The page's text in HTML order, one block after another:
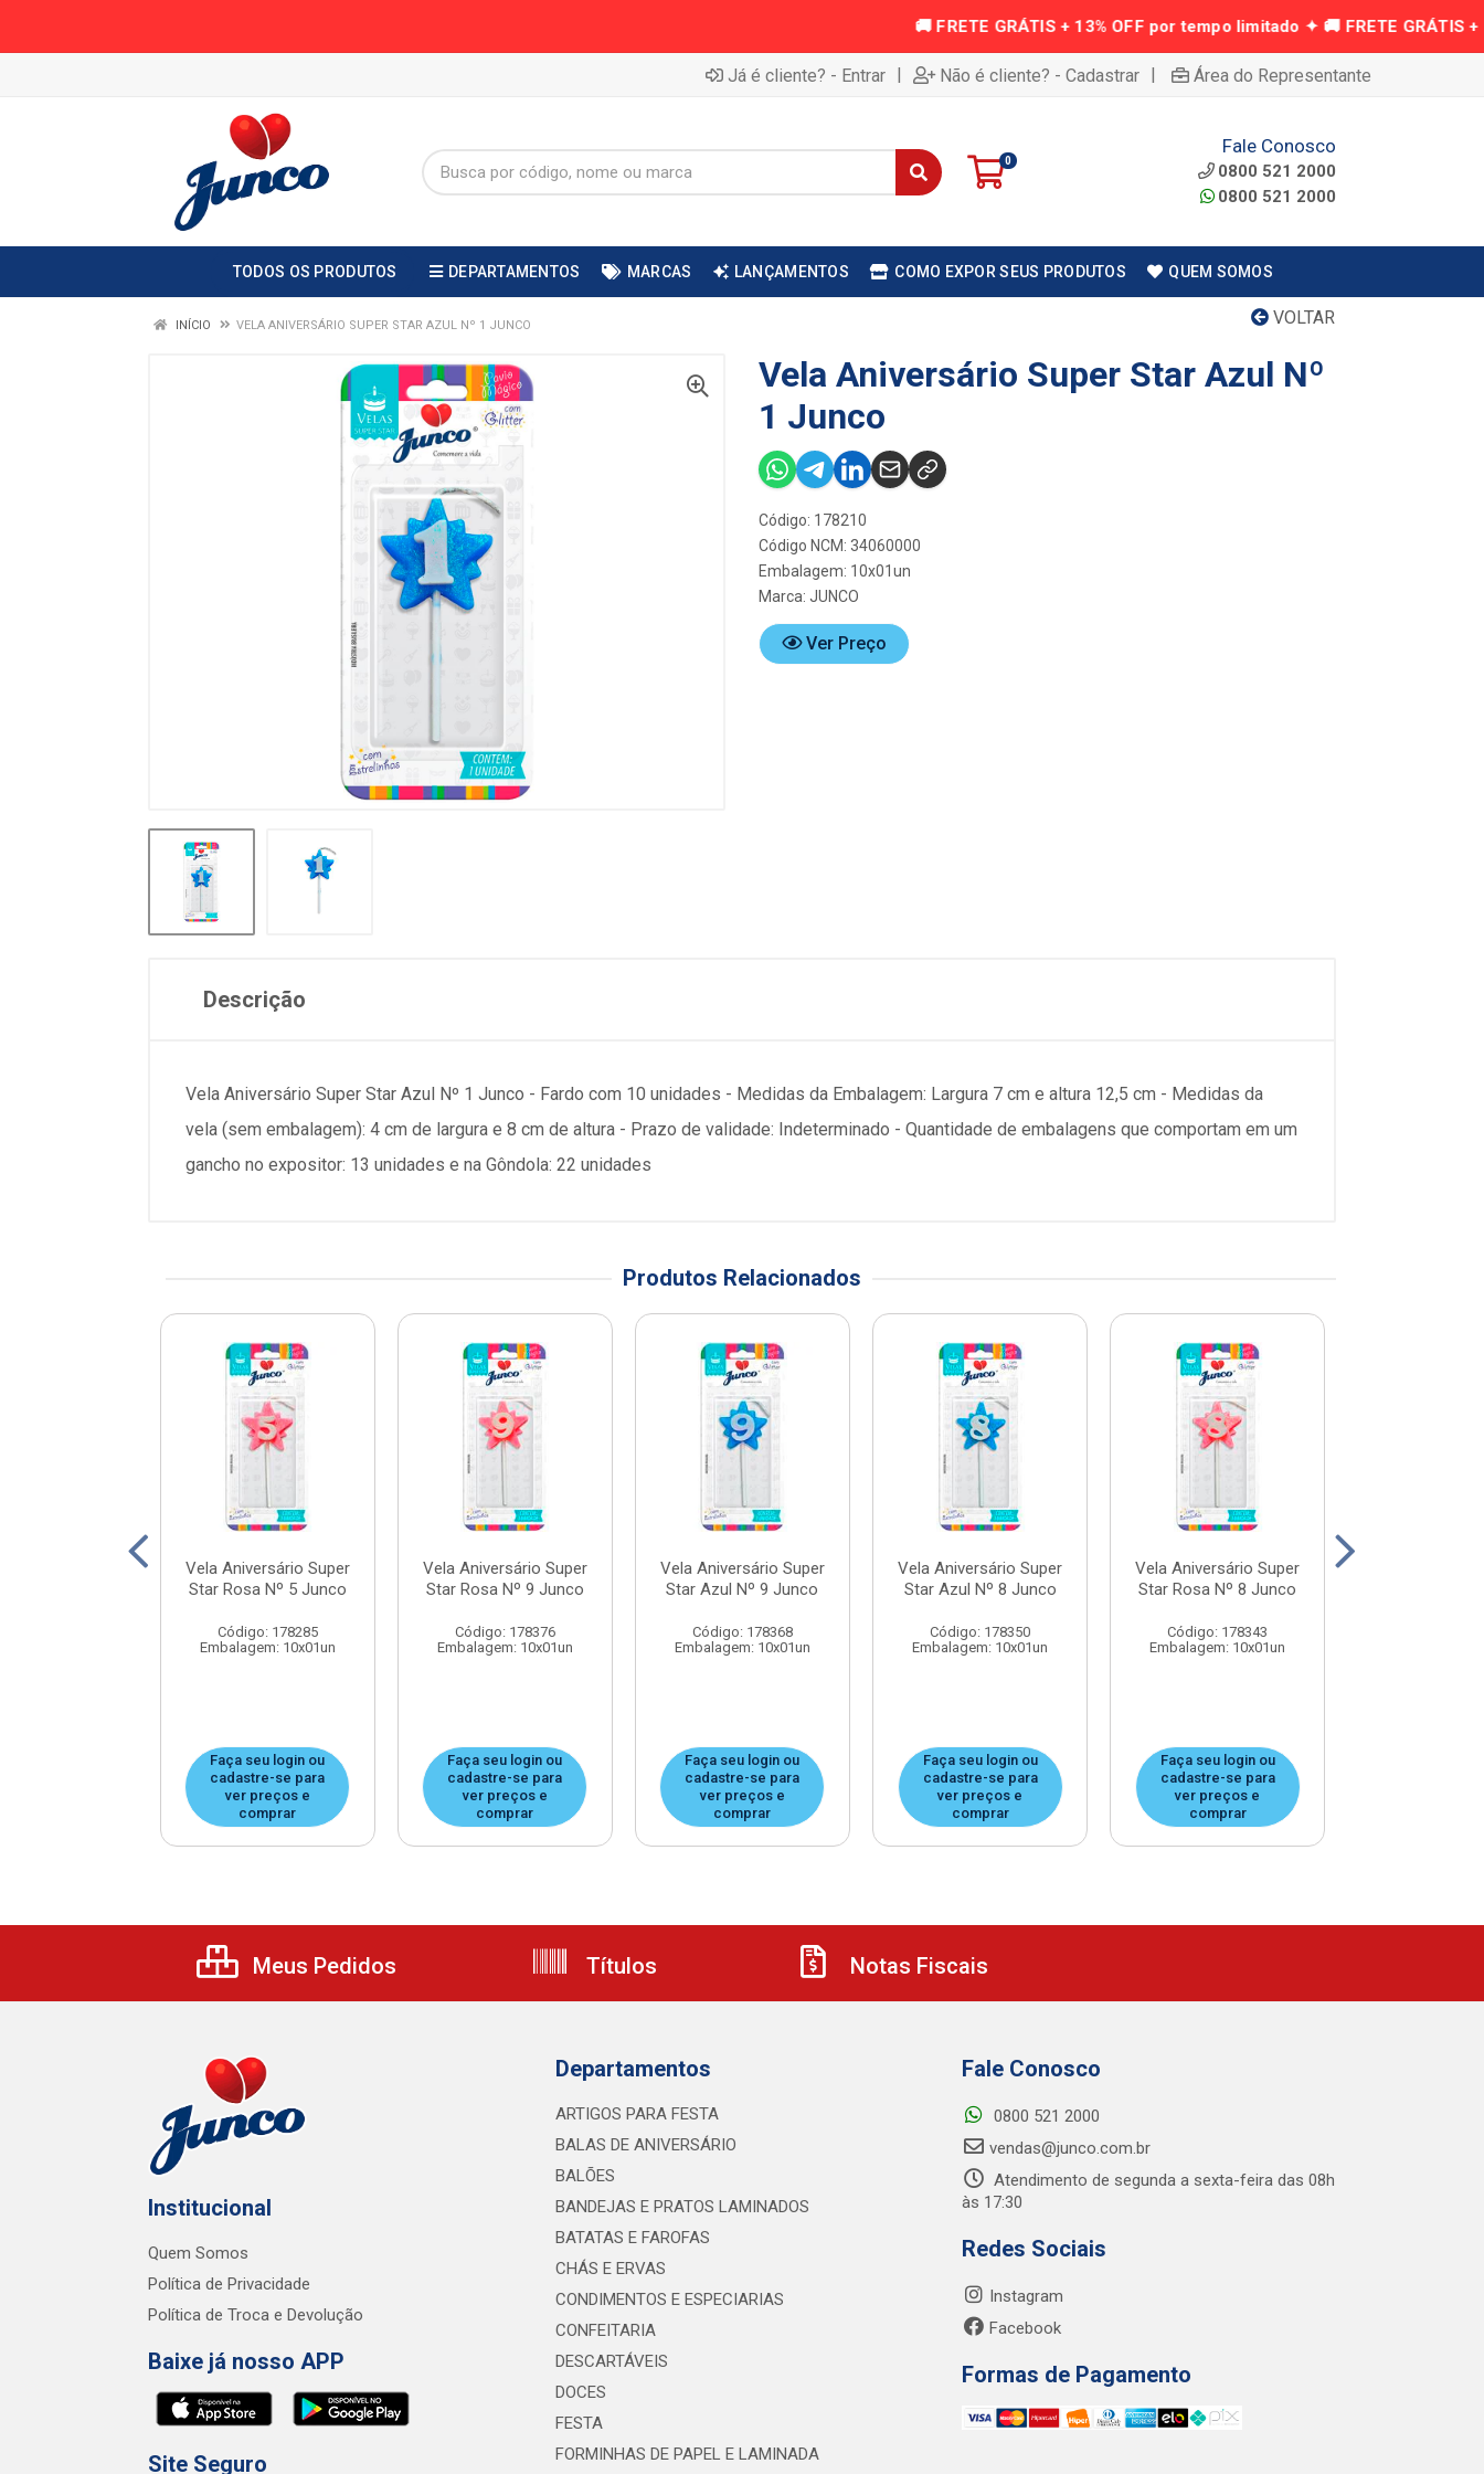
Já é cliente? - Entrar | Não é cliente? - Cadastrar | Área do Representante
0
Fale Conosco
0800 521 2000
0800 521 2000
TODOS OS PRODUTOS DEPARTAMENTOS MARCAS LANÇAMENTOS COMO EXPOR SEUS PRODUTOS QUEM SOMOS
VOLTAR
INÍCIO VELA ANIVERSÁRIO SUPER STAR AZUL Nº 1 JUNCO
Vela Aniversário Super Star Azul Nº
1 Junco
Código: 178210
Código NCM: 34060000
Embalagem: 10x01un
Marca: JUNCO
Ver Preço
Descrição
Vela Aniversário Super Star Azul Nº 1 Junco - Fardo com 10 unidades - Medidas da Embalagem: Largura 7 cm e altura 12,5 cm - Medidas da
vela (sem embalagem): 4 cm de largura e 8 cm de altura - Prazo de validade: Indeterminado - Quantidade de embalagens que comportam em um
gancho no expositor: 13 unidades e na Gôndola: 22 unidades
Produtos Relacionados
Vela Aniversário Super
Star Rosa Nº 5 Junco
Código: 178285
Embalagem: 10x01un
Faça seu login ou
cadastre-se para
ver preços e
comprar
Vela Aniversário Super
Star Rosa Nº 9 Junco
Código: 178376
Embalagem: 10x01un
Faça seu login ou
cadastre-se para
ver preços e
comprar
Vela Aniversário Super
Star Azul Nº 9 Junco
Código: 178368
Embalagem: 10x01un
Faça seu login ou
cadastre-se para
ver preços e
comprar
Vela Aniversário Super
Star Azul Nº 8 Junco
Código: 178350
Embalagem: 10x01un
Faça seu login ou
cadastre-se para
ver preços e
comprar
Vela Aniversário Super
Star Rosa Nº 8 Junco
Código: 178343
Embalagem: 10x01un
Faça seu login ou
cadastre-se para
ver preços e
comprar
Meus Pedidos Títulos Notas Fiscais
Institucional
Quem Somos
Política de Privacidade
Política de Troca e Devolução
Baixe já nosso APP
Site Seguro
Departamentos
ARTIGOS PARA FESTA
BALAS DE ANIVERSÁRIO
BALÕES
BANDEJAS E PRATOS LAMINADOS
BATATAS E FAROFAS
CHÁS E ERVAS
CONDIMENTOS E ESPECIARIAS
CONFEITARIA
DESCARTÁVEIS
DOCES
FESTA
FORMINHAS DE PAPEL E LAMINADA
Fale Conosco
0800 521 2000
vendas@junco.com.br
Atendimento de segunda a sexta-feira das 08h
às 17:30
Redes Sociais
Instagram
Facebook
Formas de Pagamento